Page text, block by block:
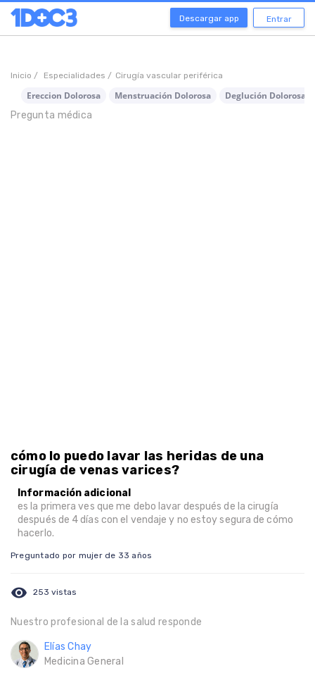
Descargar app Entrar
Inicio / Especialidades / Cirugía vascular periférica
Ereccion Dolorosa Menstruación Dolorosa
Deglución Dolorosa
Pregunta médica
cómo lo puedo lavar las heridas de una
cirugía de venas varices?
Información adicional
es la primera ves que me debo lavar después de la cirugía
después de 4 días con el vendaje y no estoy segura de cómo
hacerlo.
Preguntado por mujer de 33 años
visibility 253 vistas
Nuestro profesional de la salud responde
Elías Chay
Medicina General